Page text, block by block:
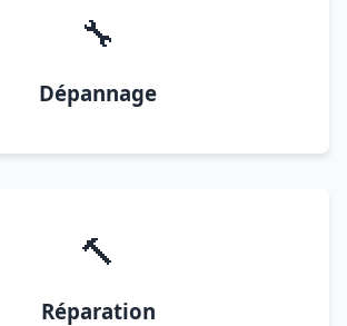
🔧
Dépannage
🔨
Réparation